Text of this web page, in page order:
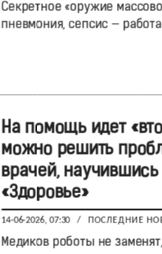
Секретное «оружие
пневмония, сепсис —
На помощь идет
можно решить
врачей,
«Здоровье»
14-06-2026, 07:30 / ПОСЛЕДНИЕ
Медиков роботы не